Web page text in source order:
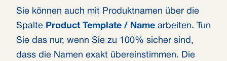
Sie können auch mit Produktnamen über die
Spalte Product Template / Name arbeiten. Tun
Sie das nur, wenn Sie zu 100% sicher sind,
dass die Namen exakt übereinstimmen. Die